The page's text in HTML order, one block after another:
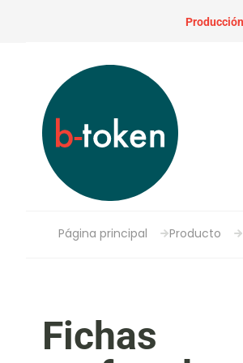
Producción
Página principal Producto
Fichas